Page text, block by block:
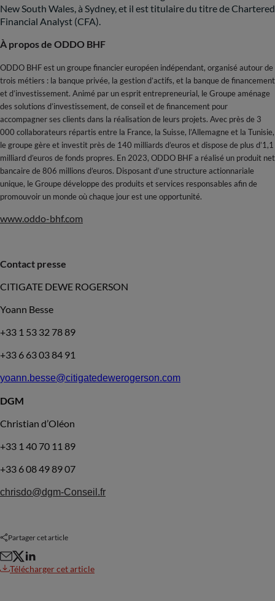
New South Wales, à Sydney, et il est titulaire du titre de Chartered
Financial Analyst (CFA).
À propos de ODDO BHF
ODDO BHF est un groupe financier européen indépendant, organisé autour de
trois métiers : la banque privée, la gestion d’actifs, et la banque de financement
et d’investissement. Animé par un esprit entrepreneurial, le Groupe aménage
des solutions d’investissement, de conseil et de financement pour
accompagner ses clients dans la réalisation de leurs projets. Avec près de 3
000 collaborateurs répartis entre la France, la Suisse, l’Allemagne et la Tunisie,
le groupe gère et investit près de 140 milliards d’euros et dispose de plus d’1,1
milliard d’euros de fonds propres. En 2023, ODDO BHF a réalisé un produit net
bancaire de 806 millions d’euros. Disposant d’une structure actionnariale
unique, le Groupe développe des produits et services responsables afin de
promouvoir un monde où chaque jour est une opportunité.
www.oddo-bhf.com
Contact presse
CITIGATE DEWE ROGERSON
Yoann Besse
+33 1 53 32 78 89
+33 6 63 03 84 91
yoann.besse@citigatedewerogerson.com
DGM
Christian d’Oléon
+33 1 40 70 11 89
+33 6 08 49 89 07
chrisdo@dgm-Conseil.fr
Partager cet article
Télécharger cet article